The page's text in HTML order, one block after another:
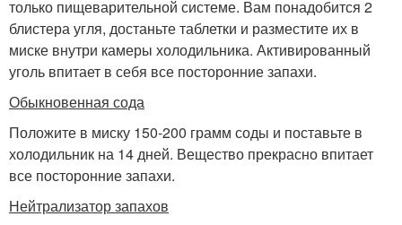
только пищеварительной системе. Вам понадобится 2
блистера угля, достаньте таблетки и разместите их в
миске внутри камеры холодильника. Активированный
уголь впитает в себя все посторонние запахи.
Обыкновенная сода
Положите в миску 150-200 грамм соды и поставьте в
холодильник на 14 дней. Вещество прекрасно впитает
все посторонние запахи.
Нейтрализатор запахов